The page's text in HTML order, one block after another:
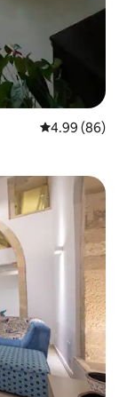
Meánrátáil
4.99 (86)